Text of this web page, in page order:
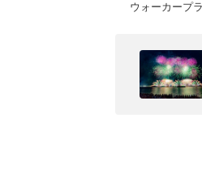
ウォーカープ